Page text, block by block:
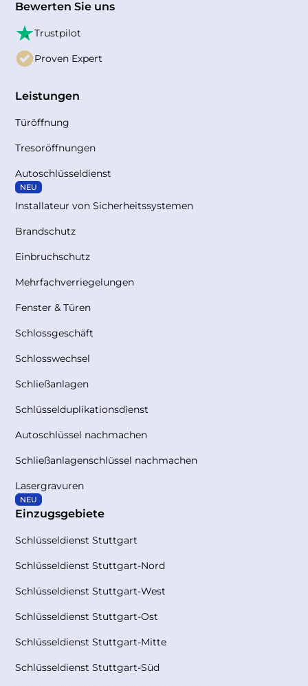
Bewerten Sie uns
Trustpilot
Proven Expert
Leistungen
Türöffnung
Tresoröffnungen
Autoschlüsseldienst
NEU
Installateur von Sicherheitssystemen
Brandschutz
Einbruchschutz
Mehrfachverriegelungen
Fenster & Türen
Schlossgeschäft
Schlosswechsel
Schließanlagen
Schlüsselduplikationsdienst
Autoschlüssel nachmachen
Schließanlagenschlüssel nachmachen
Lasergravuren
NEU
Einzugsgebiete
Schlüsseldienst Stuttgart
Schlüsseldienst Stuttgart-Nord
Schlüsseldienst Stuttgart-West
Schlüsseldienst Stuttgart-Ost
Schlüsseldienst Stuttgart-Mitte
Schlüsseldienst Stuttgart-Süd